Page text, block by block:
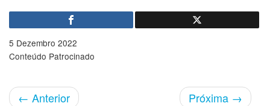
5 Dezembro 2022
Conteúdo Patrocinado
← Anterior Próxima →